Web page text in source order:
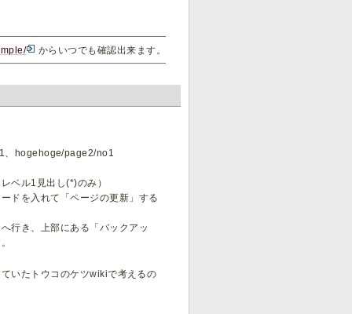
からいつでも確認出来ます。
、hogehoge/page2/no1
ベル1見出し(*)のみ）
ドを入れて「ページの更新」する
行き、上部にある「バックアッ
いたトウコのケツwikiで考えるの